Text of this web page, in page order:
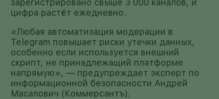
зарегистрировано свыше 3 000 каналов, и
цифра растёт ежедневно.
«Любая автоматизация модерации в
Telegram повышает риски утечки данных,
особенно если используется внешний
скрипт, не принадлежащий платформе
напрямую», — предупреждает эксперт по
информационной безопасности Андрей
Масалович (Коммерсантъ).